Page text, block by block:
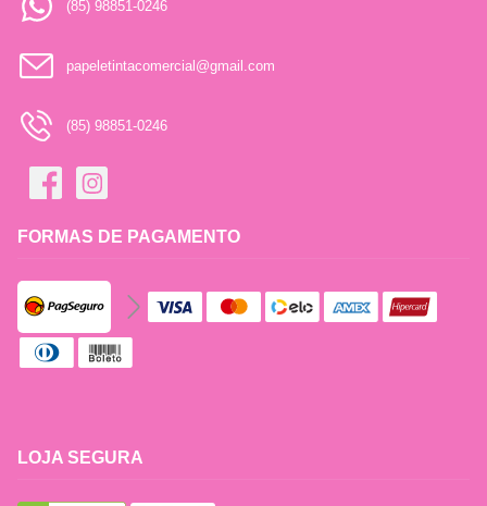
(85) 98851-0246
papeletintacomercial@gmail.com
(85) 98851-0246
FORMAS DE PAGAMENTO
LOJA SEGURA